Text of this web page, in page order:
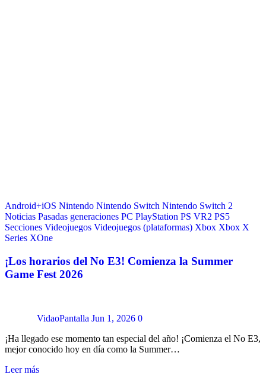
Android+iOS Nintendo Nintendo Switch Nintendo Switch 2
Noticias Pasadas generaciones PC PlayStation PS VR2 PS5
Secciones Videojuegos Videojuegos (plataformas) Xbox Xbox X
Series XOne
¡Los horarios del No E3! Comienza la Summer
Game Fest 2026
VidaoPantalla Jun 1, 2026 0
¡Ha llegado ese momento tan especial del año! ¡Comienza el No E3,
mejor conocido hoy en día como la Summer…
Leer más